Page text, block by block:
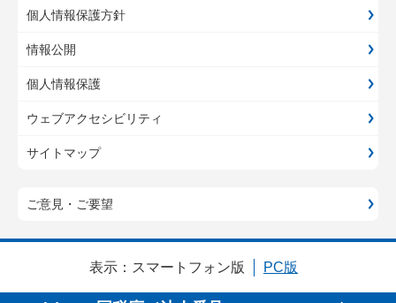
個人情報保護方針
情報公開
個人情報保護
ウェブアクセシビリティ
サイトマップ
ご意見・ご要望
表示： スマートフォン版 PC版